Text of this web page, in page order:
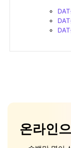
온라인